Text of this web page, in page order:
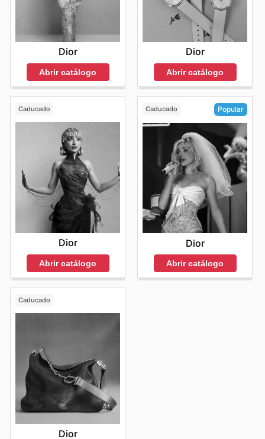
Dior
Abrir catálogo
Dior
Abrir catálogo
Caducado
Dior
Abrir catálogo
Caducado Popular
Dior
Abrir catálogo
Caducado
Dior